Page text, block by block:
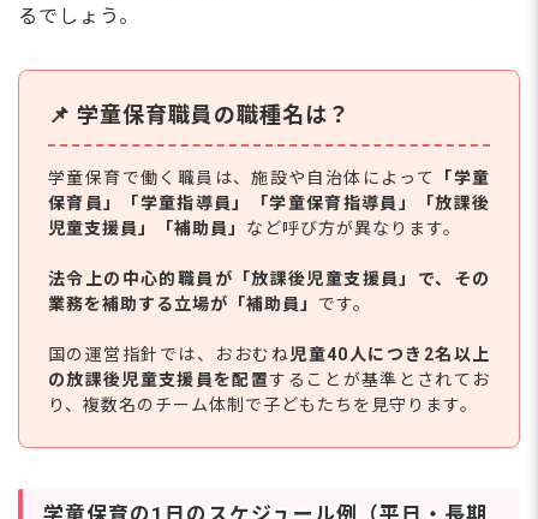
るでしょう。
📌 学童保育職員の職種名は？
学童保育で働く職員は、施設や自治体によって
「学童
保育員」「学童指導員」「学童保育指導員」「放課後
児童支援員」「補助員」 など呼び方が異なります。
法令上の中心的職員が「放課後児童支援員」で、その
業務を補助する立場が「補助員」 です。
国の運営指針では、おおむね児童40人につき2名以上
の放課後児童支援員を配置することが基準とされてお
り、複数名のチーム体制で子どもたちを見守ります。
学童保育の1日のスケジュール例（平日・長期